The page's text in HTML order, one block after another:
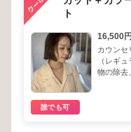
ト
16,500円
カウンセ
（レギ
物の除去
誰でも可